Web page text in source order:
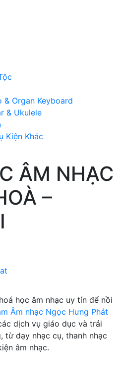
& Organ Keyboard
& Ukulele
Kiện Khác
ÂM NHẠC
–
học âm nhạc uy tín để nồi
Âm nhạc Ngọc Hưng Phát
dịch vụ giáo dục và trải
từ dạy nhạc cụ, thanh nhạc
âm nhạc.